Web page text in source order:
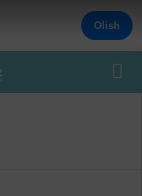
Olish